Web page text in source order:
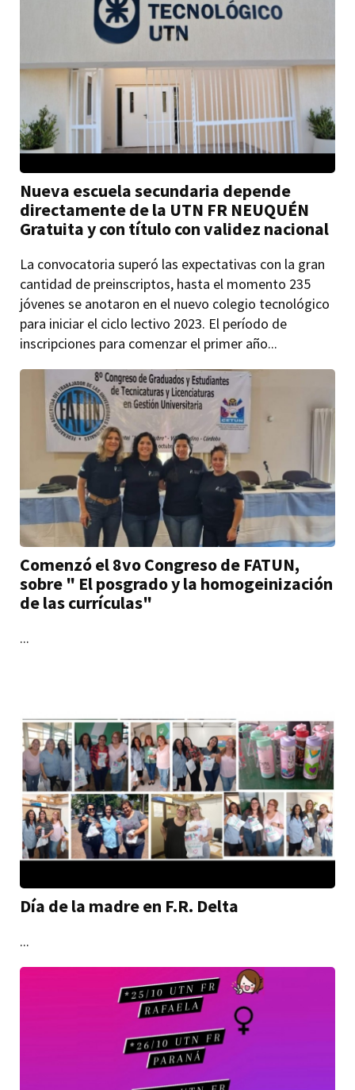
Nueva escuela secundaria depende
directamente de la UTN FR NEUQUÉN
Gratuita y con título con validez nacional
La convocatoria superó las expectativas con la gran
cantidad de preinscriptos, hasta el momento 235
jóvenes se anotaron en el nuevo colegio tecnológico
para iniciar el ciclo lectivo 2023. El período de
inscripciones para comenzar el primer año...
Comenzó el 8vo Congreso de FATUN,
sobre " El posgrado y la homogeinización
de las currículas"
...
Día de la madre en F.R. Delta
...